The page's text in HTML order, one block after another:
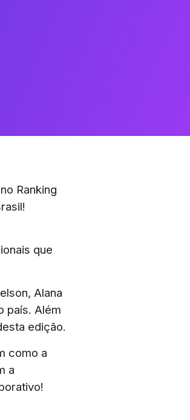
Ranking
que
Alana
país. Além
edição.
como a
a